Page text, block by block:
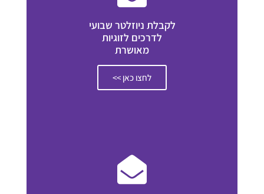
לקבלת ניוזלטר שבועי
לדרכים לזוגיות
מאושרת
לחצו כאן >>